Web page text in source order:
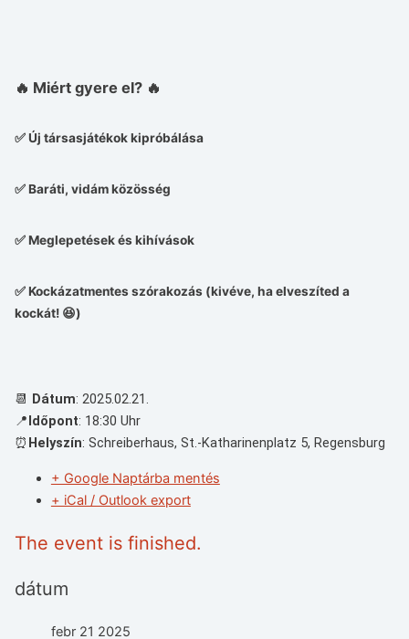
🔥 Miért gyere el?🔥
✅ Új társasjátékok kipróbálása
✅ Baráti, vidám közösség
✅ Meglepetések és kihívások
✅ Kockázatmentes szórakozás (kivéve, ha elveszíted a
kockát! 😆)
📆 Dátum: 2025.02.21.
📍 Időpont: 18:30 Uhr
⏰ Helyszín: Schreiberhaus, St.-Katharinenplatz 5, Regensburg
+ Google Naptárba mentés
+ iCal / Outlook export
The event is finished.
dátum
febr 21 2025